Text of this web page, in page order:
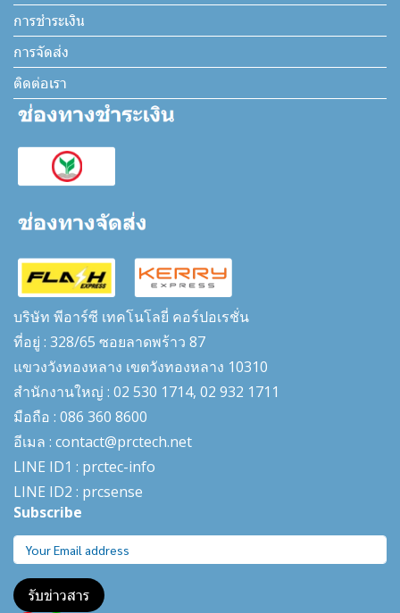
การชำระเงิน
การจัดส่ง
ติดต่อเรา
บริษัท พีอาร์ซี เทคโนโลยี่ คอร์ปอเรชั่น
ที่อยู่ : 328/65 ซอยลาดพร้าว 87
แขวงวังทองหลาง เขตวังทองหลาง 10310
สำนักงานใหญ่ : 02 530 1714, 02 932 1711
มือถือ : 086 360 8600
อีเมล : contact@prctech.net
LINE ID1 : prctec-info
LINE ID2 : prcsense
Subscribe
รับข่าวสาร